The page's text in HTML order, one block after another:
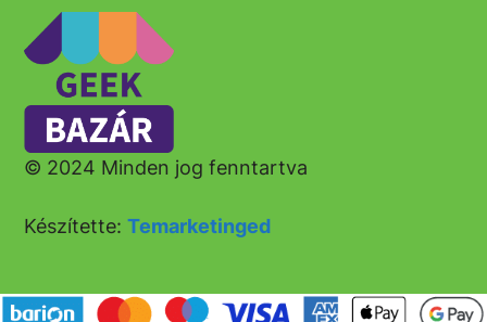
© 2024 Minden jog fenntartva
Készítette:Temarketinged